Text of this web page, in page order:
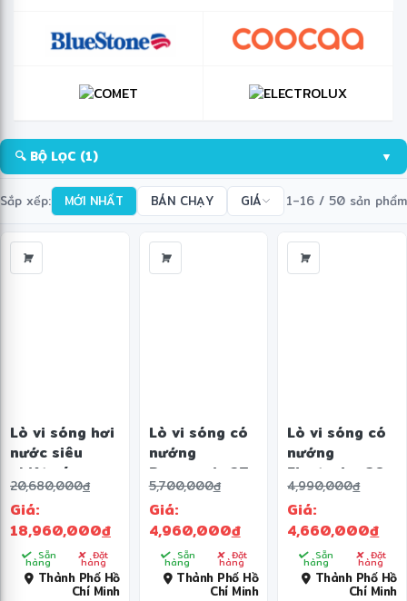
🔍 BỘ LỌC (1) ▼
Sắp xếp: MỚI NHẤT BÁN CHẠY GIÁ 1–16 / 50 sản phẩm
Lò vi sóng hơi
nước siêu
nhiệt có
nướng Sharp
31 lít AX-
1700VN
20,680,000đ
Giá:
18,960,000đ
Sẵn
hàng Đặt
hàng
Thành Phố Hồ
Chí Minh
Lò vi sóng có
nướng
Panasonic 27
lít NN-
CT66MBYUE
5,700,000đ
Giá:
4,960,000đ
Sẵn
hàng Đặt
hàng
Thành Phố Hồ
Chí Minh
Lò vi sóng có
nướng
Electrolux 30
lít
EMG30D22BM
4,990,000đ
Giá:
4,660,000đ
Sẵn
hàng Đặt
hàng
Thành Phố Hồ
Chí Minh